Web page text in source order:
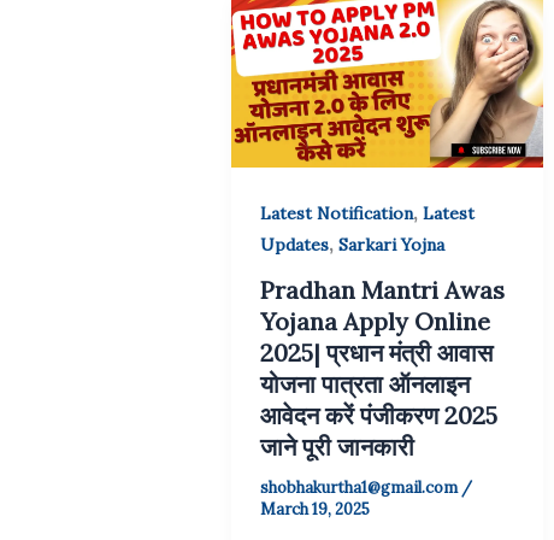
Latest Notification, Latest
Updates, Sarkari Yojna
Pradhan Mantri Awas
Yojana Apply Online
2025| प्रधान मंत्री आवास
योजना पात्रता ऑनलाइन
आवेदन करें पंजीकरण 2025
जाने पूरी जानकारी
shobhakurtha1@gmail.com /
March 19, 2025